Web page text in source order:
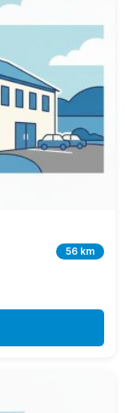
56 km